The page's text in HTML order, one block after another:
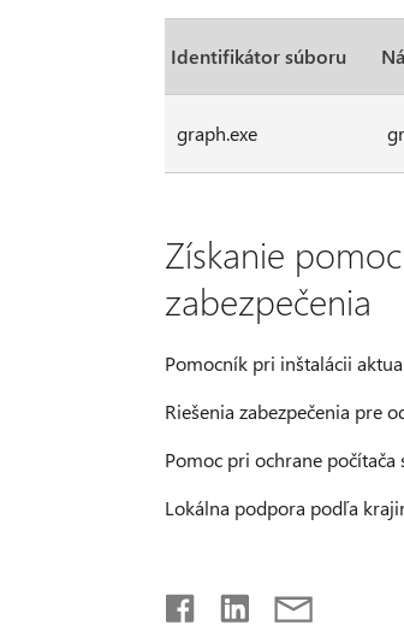
Identifikátor súboru
graph.exe
Získanie
zabezpečenia
Pomocník pri inštalácii
Riešenia zabezpečenia pre
Pomoc pri ochrane
Lokálna podpora podľa